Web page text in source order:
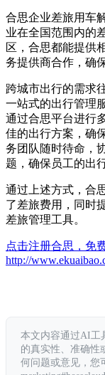
合思企业差旅用车
业在全国范围内的
区，合思都能提供
务提供商合作，确
跨城市出行的需求
一站式的出行管理
通过合思平台进行
佳的出行方案，确
务团队随时待命，
题，确保员工的出
通过上述方式，合
了差旅费用，同时
差旅管理工具。
点击注册合思，免
http://
本文内容通过AI工
的真实性、准确性
何问题或意见，您